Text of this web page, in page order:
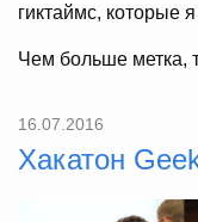
гиктаймс, которые
Чем больше метка,
16.07.2016
Хакатон